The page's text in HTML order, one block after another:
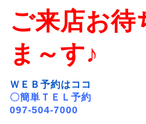
ご来店お待
ま～す♪
ＷＥＢ予約はココ
〇簡単ＴＥＬ予約
097-504-7000